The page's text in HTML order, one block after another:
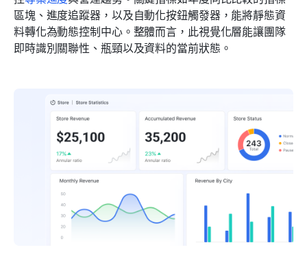
區塊、進度追蹤器，以及自動化按鈕觸發器，能將靜態資
料轉化為動態控制中心。整體而言，此視覺化層能讓團隊
即時識別關聯性、瓶頸以及資料的當前狀態。